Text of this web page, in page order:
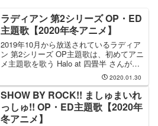
ラディアン 第2シリーズ OP・ED
主題歌【2020年冬アニメ】
2019年10月から放送されているラディア
ン 第2シリーズ OP主題歌は、初めてアニ
メ主題歌を歌う Halo at 四畳半 さんが担
当します。OP主題歌のタイトルは「ナラ
ク」です。EDテーマは NakamuraEmi さ
んが歌い、EDテーマ...
2020.01.30
SHOW BY ROCK!! ましゅまいれ
っしゅ!! OP・ED主題歌【2020年
冬アニメ】